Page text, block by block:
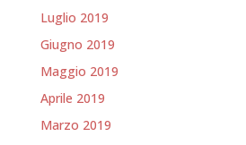
Luglio 2019
Giugno 2019
Maggio 2019
Aprile 2019
Marzo 2019